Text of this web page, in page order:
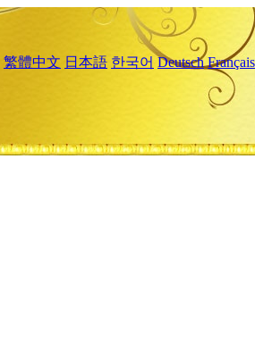
繁體中文 日本語 한국어 Deutsch Français